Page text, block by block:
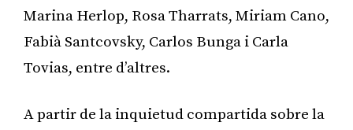
Marina Herlop, Rosa Tharrats, Miriam Cano,
Fabià Santcovsky, Carlos Bunga i Carla
Tovias, entre d’altres.
A partir de la inquietud compartida sobre la